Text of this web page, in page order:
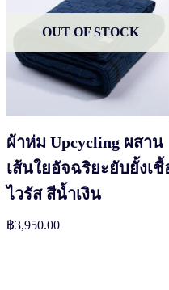
OUT OF STOCK
ผ้าห่ม Upcycling ผสาน
เส้นใยอัจฉริยะยับยั้งเชื้
ไวรัส สีน้ำเงิน
฿3,950.00